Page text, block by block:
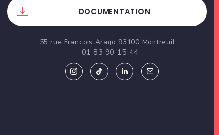
DOCUMENTATION
55 rue Francois Arago 93100 Montreuil
01 83 90 15 44